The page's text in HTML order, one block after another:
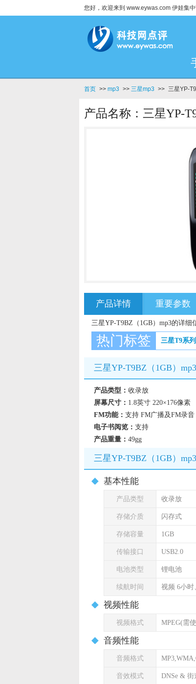
您好，欢迎来到 www.eywas.com 伊娃集
首页 >> mp3 >> 三星mp3 >> 三星YP-
产品名称：三星YP-
产品详情 重要参数
三星YP-T9BZ（1GB）mp3的详细
热门标签 三星T9系列
三星YP-T9BZ（1GB）
产品类型： 收录放
屏幕尺寸： 1.8英寸 220×176像素
FM功能： 支持 FM广播及FM录音
电子书阅览： 支持
产品重量： 49gg
三星YP-T9BZ（1GB）
基本性能
产品类型 收录放
存储介质 闪存式
存储容量 1GB
传输接口 USB2.0
电池类型 锂电池
续航时间 视频 6小时
视频性能
视频格式 MPEG(需
音频性能
音频格式
音效模式 DNSe & 街